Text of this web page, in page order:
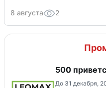
8 августа 2
500
До 31 декабря,